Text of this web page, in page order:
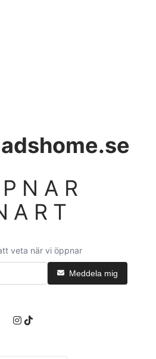
veta när vi öppnar
Meddela mig